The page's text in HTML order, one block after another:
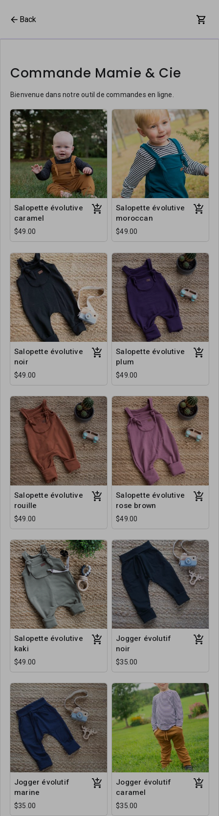
Back
Commande Mamie & Cie
Bienvenue dans notre outil de commandes en ligne.
Salopette évolutive
caramel
$49.00
Salopette évolutive
moroccan
$49.00
Salopette évolutive
noir
$49.00
Salopette évolutive
plum
$49.00
Salopette évolutive
rouille
$49.00
Salopette évolutive
rose brown
$49.00
Salopette évolutive
kaki
$49.00
Jogger évolutif
noir
$35.00
Jogger évolutif
marine
$35.00
Jogger évolutif
caramel
$35.00